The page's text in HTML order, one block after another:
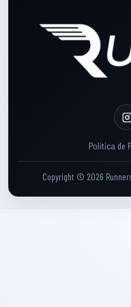
Rodape: LinksPolitica de
Copyright © 2026